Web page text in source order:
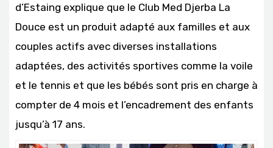
d’Estaing explique que le Club Med Djerba La
Douce est un produit adapté aux familles et aux
couples actifs avec diverses installations
adaptées, des activités sportives comme la voile
et le tennis et que les bébés sont pris en charge à
compter de 4 mois et l’encadrement des enfants
jusqu’à 17 ans.